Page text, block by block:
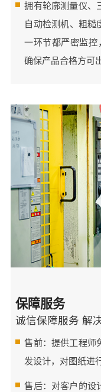
拥有轮廓测量仪、
自动检测机、粗糙
一环节都严密监控
确保产品合格方可
保障服务
诚信保障服务 解
售前：提供工程师
发设计，对图纸进
售后：对客户的设